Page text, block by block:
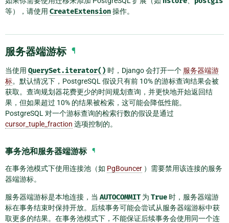
等），请使用 CreateExtension操作。
服务器端游标 ¶
当使用 QuerySet.iterator() 时，Django 会打开一个 服务器端游
标。默认情况下，PostgreSQL 假设只有前 10% 的游标查询结果会被
获取。查询规划器花费更少的时间规划查询，并更快地开始返回结
果，但如果超过 10% 的结果被检索，这可能会降低性能。
PostgreSQL 对一个游标查询的检索行数的假设是通过
cursor_tuple_fraction 选项控制的。
事务池和服务器端游标 ¶
在事务池模式下使用连接池（如 PgBouncer ）需要禁用该连接的服务
器端游标。
服务器端游标是本地连接，当 AUTOCOMMIT 为 True 时，服务器端游
标在事务结束时保持开放。后续事务可能会尝试从服务器端游标中获
取更多的结果。在事务池模式下，不能保证后续事务会使用同一个连